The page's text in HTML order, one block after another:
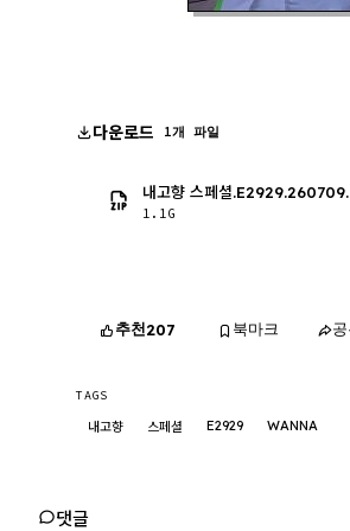
다운로드 1개 파일
내고향 스페셜
1.1G
추천207 북마크
TAGS
내고향 스페셜 E2929 WANNA
댓글